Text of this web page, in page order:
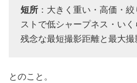
短所 ：大きく重い・高価・
ストで低シャープネス・い
残念な最短撮影距離と最大撮
とのこと。